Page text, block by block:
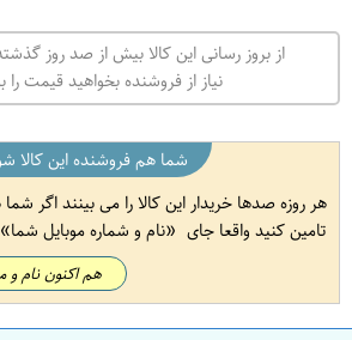
از بروز رسانی این کالا بیش از صد روز
نیاز از فروشنده بخواهید قیمت را
شما هم فروشنده این کالا
هر روزه صدها خریدار این کالا را می بینند اگر شما
تامین کنید واقعا جای
نام و شماره موبایل شما
هم اکنون نام و